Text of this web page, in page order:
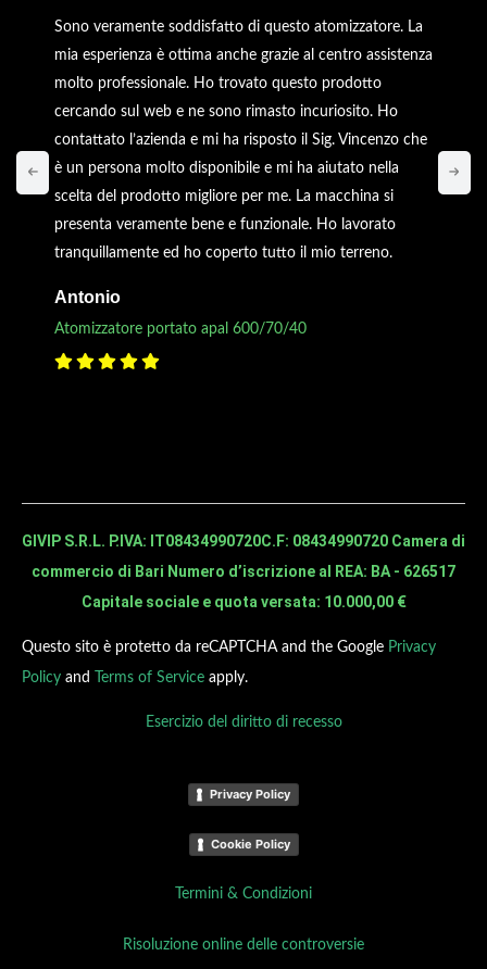
Sono veramente soddisfatto di questo atomizzatore. La
mia esperienza è ottima anche grazie al centro assistenza
molto professionale. Ho trovato questo prodotto
cercando sul web e ne sono rimasto incuriosito. Ho
contattato l’azienda e mi ha risposto il Sig. Vincenzo che
è un persona molto disponibile e mi ha aiutato nella
scelta del prodotto migliore per me. La macchina si
presenta veramente bene e funzionale. Ho lavorato
tranquillamente ed ho coperto tutto il mio terreno.
Antonio
Atomizzatore portato apal 600/70/40
GIVIP S.R.L. P.IVA: IT08434990720C.F: 08434990720 Camera di
commercio di Bari Numero d’iscrizione al REA: BA - 626517
Capitale sociale e quota versata: 10.000,00 €
Questo sito è protetto da reCAPTCHA and the Google Privacy
Policy and Terms of Service apply.
Esercizio del diritto di recesso
Privacy Policy
Cookie Policy
Termini & Condizioni
Risoluzione online delle controversie